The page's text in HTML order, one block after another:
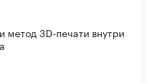
метод 3D-печати внутри